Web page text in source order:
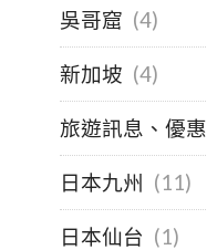
吳哥窟 (4)
新加坡 (4)
旅遊訊息、優惠
日本九州 (11)
日本仙台 (1)